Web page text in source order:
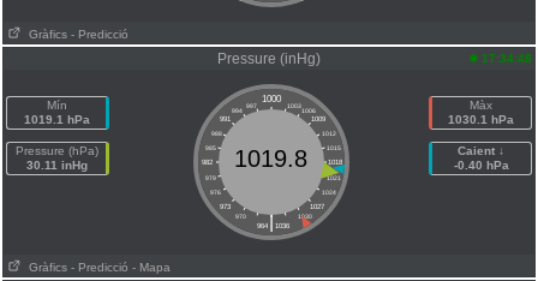
Gràfics - Predicció
Pressure (inHg) 17:34:48
Mín
1019.1 hPa
Pressure (hPa)
30.11 inHg
1000
997 1003
994
1006
991
1009
988
1012
985
1015
982
1018
979
1021
976
1024
973
1027
970
1030
|
964 1036
1019.8
Màx
1030.1 hPa
Caient ↓
-0.40 hPa
Gràfics - Predicció - Mapa